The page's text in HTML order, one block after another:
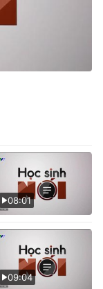
08:01
09:04